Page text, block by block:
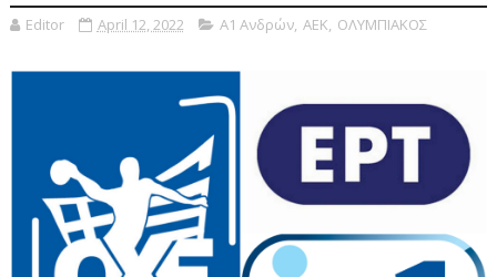
Editor April 12, 2022 Α1 Ανδρών, ΑΕΚ, ΟΛΥΜΠΙΑΚΟΣ